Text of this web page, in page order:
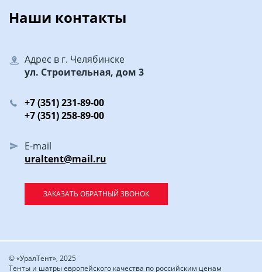
Наши контакты
Адрес в г. Челябинске
ул. Строительная, дом 3
+7 (351) 231-89-00
+7 (351) 258-89-00
E-mail
uraltent@mail.ru
ЗАКАЗАТЬ ОБРАТНЫЙ ЗВОНОК
© «УралТент», 2025
Тенты и шатры европейского качества по российским ценам